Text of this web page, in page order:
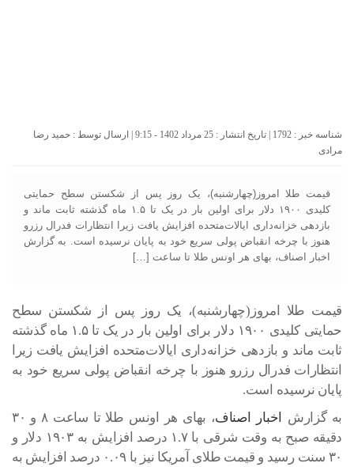
شناسه خبر : 1792 | تاریخ انتشار : 25 مرداد 1402 - 9:15 | ارسال توسط :
حمید رضا
مرادی
قیمت طلا امروز(چهارشنبه)، یک روز پس از شکستن سطح حمایتی
کلیدی ۱۹۰۰ دلار برای اولین بار در یک تا ۱.۵ ماه گذشته ثابت ماند و
بازدهی خزانه‌داری ایالات‌متحده افزایش یافت زیرا انتظارات فدرال رزرو
هنوز با چرخه انقباض پولی سریع خود به پایان نرسیده است. به گزارش
اخبار اصناف، بهای هر اونس طلا تا ساعت […]
قیمت طلا امروز(چهارشنبه)، یک روز پس از شکستن سطح
حمایتی کلیدی ۱۹۰۰ دلار برای اولین بار در یک تا ۱.۵ ماه گذشته
ثابت ماند و بازدهی خزانه‌داری ایالات‌متحده افزایش یافت زیرا
انتظارات فدرال رزرو هنوز با چرخه انقباض پولی سریع خود به
پایان نرسیده است.
به گزارش اخبار اصناف
، بهای هر اونس طلا تا ساعت ۸ و ۳۰
دقیقه صبح به وقت شرقی با ۱.۷ درصد افزایش به ۱۹۰۳ دلار و
۳۰ سنت رسید و قیمت طلای آمریکا نیز با ۰.۰۹ درصد افزایش به